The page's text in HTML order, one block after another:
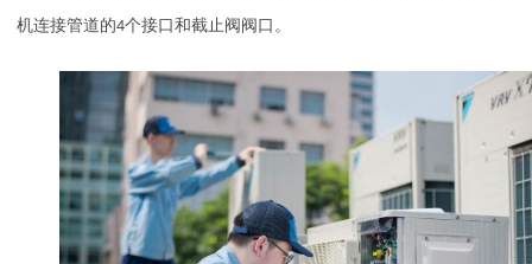
机连接管道的4个接口和截止阀阀口。